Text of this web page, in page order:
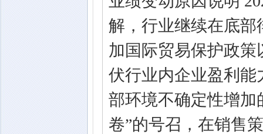
解，行业继续在底
加国际贸易保护政
伏行业内企业盈利
部环境不确定性增加
卷”的号召，在销售